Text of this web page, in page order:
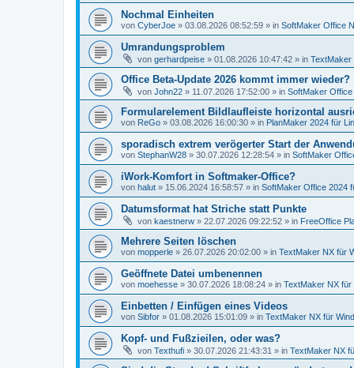
Nochmal Einheiten
von CyberJoe » 03.08.2026 08:52:59 » in SoftMaker Office
Umrandungsproblem
von gerhardpeise » 01.08.2026 10:47:42 » in TextMaker
Office Beta-Update 2026 kommt immer wieder?
von John22 » 11.07.2026 17:52:00 » in SoftMaker
Formularelement Bildlaufleiste horizontal
von ReGo » 03.08.2026 16:00:30 » in PlanMaker 2024 für
sporadisch extrem verögerter Start der
von StephanW28 » 30.07.2026 12:28:54 » in SoftMaker
iWork-Komfort in Softmaker-Office?
von halut » 15.06.2024 16:58:57 » in SoftMaker Office 2024
Datumsformat hat Striche statt Punkte
von kaestnerw » 22.07.2026 09:22:52 » in FreeOffice
Mehrere Seiten löschen
von mopperle » 26.07.2026 20:02:00 » in TextMaker NX für
Geöffnete Datei umbenennen
von moehesse » 30.07.2026 18:08:24 » in TextMaker NX für
Einbetten / Einfügen eines Videos
von Sibfor » 01.08.2026 15:01:09 » in TextMaker NX für
Kopf- und Fußzieilen, oder was?
von Texthufi » 30.07.2026 21:43:31 » in TextMaker NX